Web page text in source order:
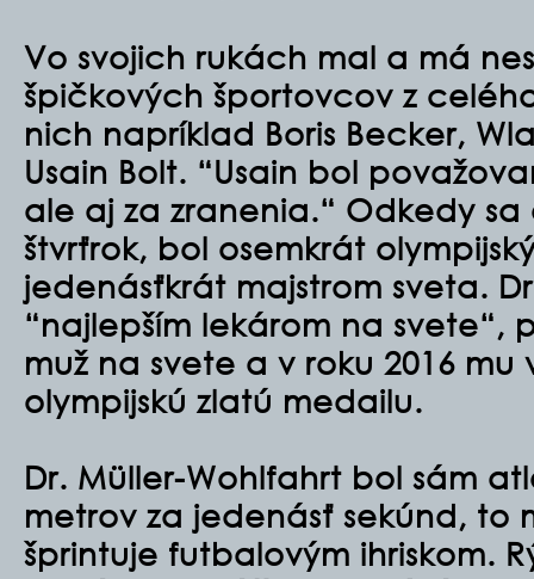
Vo svojich rukách mal a má
špičkových športovcov z
nich napríklad Boris Becker,
Usain Bolt. “Usain bol
ale aj za zranenia.“ Odkedy
štvrťrok, bol osemkrát
jedenásťkrát majstrom sveta.
“najlepším lekárom na svete“,
muž na svete a v roku 2016 mu
olympijskú zlatú medailu.
Dr. Müller-Wohlfahrt bol sám
metrov za jedenásť sekúnd, to
šprintuje futbalovým ihriskom.